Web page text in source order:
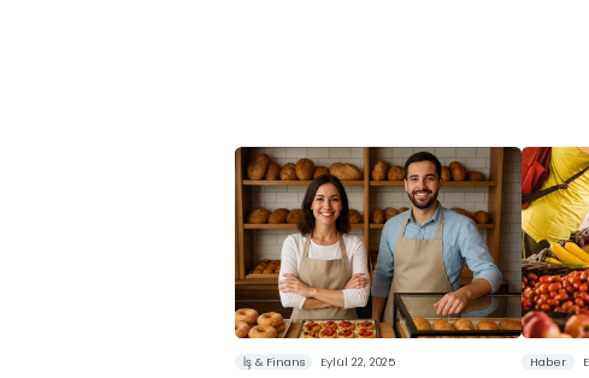
İş & Finans Eylül 22, 2025 Haber